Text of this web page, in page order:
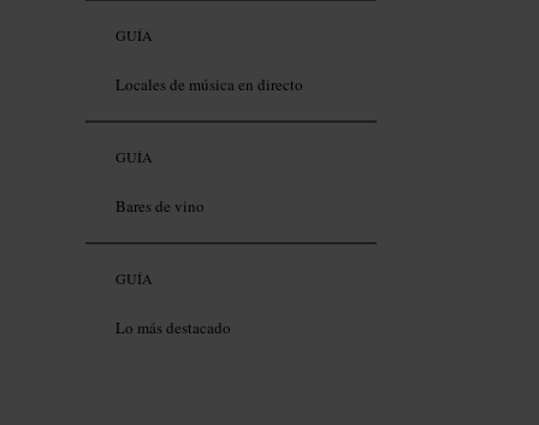
GUÍA
Locales de música en directo
GUÍA
Bares de vino
GUÍA
Lo más destacado